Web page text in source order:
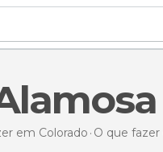
em Colorado O que fazer